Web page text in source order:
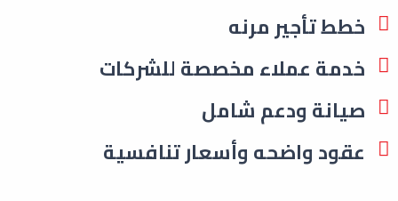
خطط تأجير مرنه
خدمة عملاء مخصصة للشركات
صيانة ودعم شامل
عقود واضحه وأسعار تنافسية